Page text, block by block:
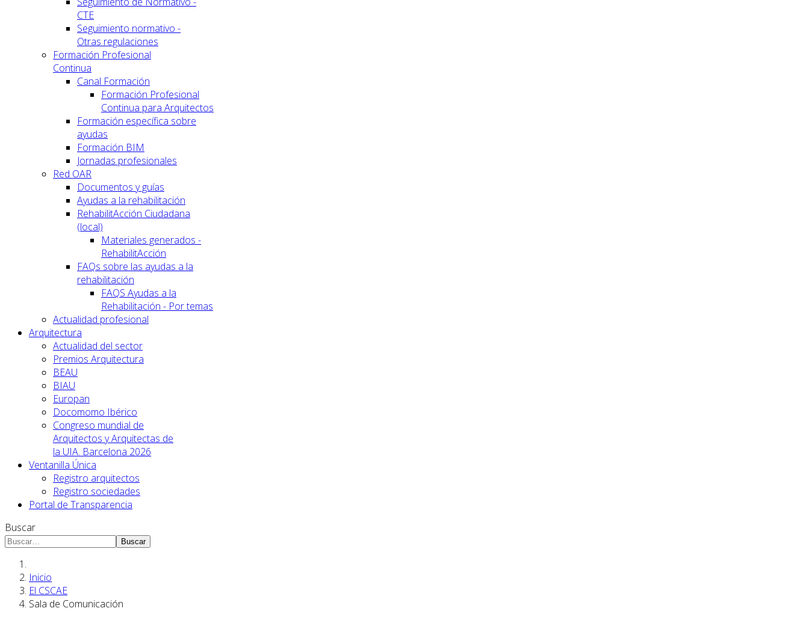
CTE
Seguimiento normativo -
Otras regulaciones
Formación Profesional
Continua
Canal Formación
Formación Profesional
Continua para Arquitectos
Formación específica sobre
ayudas
Formación BIM
Jornadas profesionales
Red OAR
Documentos y guías
Ayudas a la rehabilitación
RehabilitAcción Ciudadana
(local)
Materiales generados -
RehabilitAcción
FAQs sobre las ayudas a la
rehabilitación
FAQS Ayudas a la
Rehabilitación - Por temas
Actualidad profesional
Arquitectura
Actualidad del sector
Premios Arquitectura
BEAU
BIAU
Europan
Docomomo Ibérico
Congreso mundial de
Arquitectos y Arquitectas de
la UIA. Barcelona 2026
Ventanilla Única
Registro arquitectos
Registro sociedades
Portal de Transparencia
Buscar
Buscar
Inicio
El CSCAE
Sala de Comunicación